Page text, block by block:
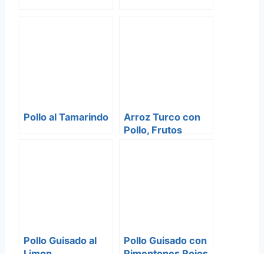
Pollo al Tamarindo
Arroz Turco con
Pollo, Frutos
Pollo Guisado al
Pollo Guisado con